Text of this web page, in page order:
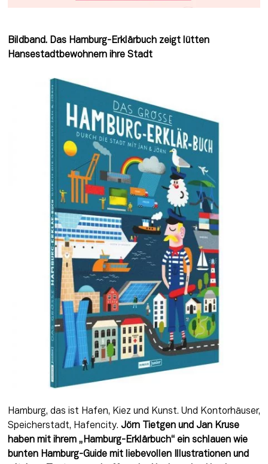
Bildband. Das Hamburg-Erklärbuch zeigt lütten
Hansestadtbewohnern ihre Stadt
Hamburg, das ist Hafen, Kiez und Kunst. Und Kontorhäuser,
Speicherstadt, Hafencity. Jörn Tietgen und Jan Kruse
haben mit ihrem „Hamburg-Erklärbuch“ ein schlauen wie
bunten Hamburg-Guide mit liebevollen Illustrationen und